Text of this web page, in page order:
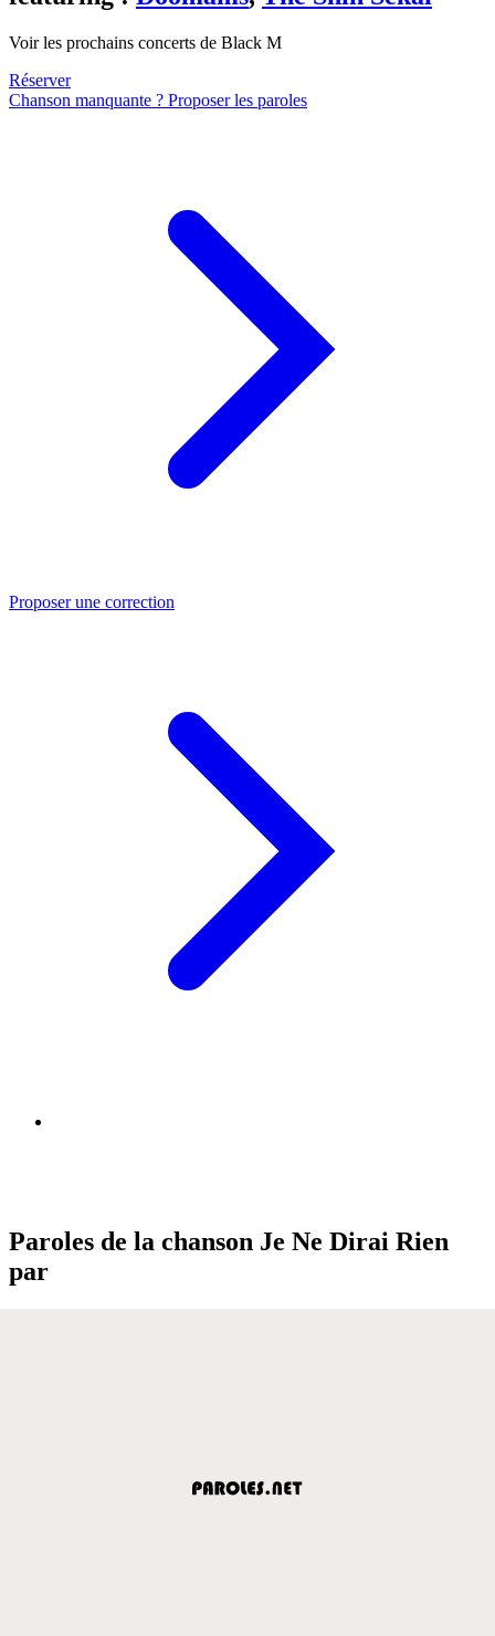
Voir les prochains concerts de Black M
Réserver
Chanson manquante ? Proposer les paroles
Proposer une correction
Paroles de la chanson Je Ne Dirai Rien
par